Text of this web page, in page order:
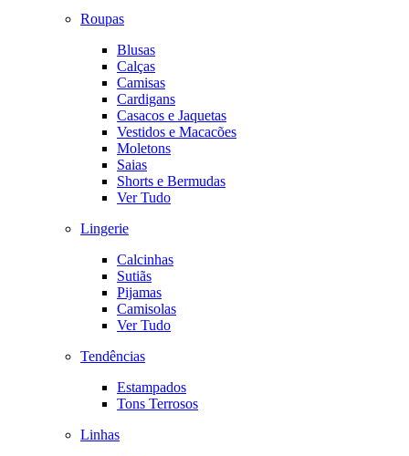
Roupas
Blusas
Calças
Camisas
Cardigans
Casacos e Jaquetas
Vestidos e Macacões
Moletons
Saias
Shorts e Bermudas
Ver Tudo
Lingerie
Calcinhas
Sutiãs
Pijamas
Camisolas
Ver Tudo
Tendências
Estampados
Tons Terrosos
Linhas